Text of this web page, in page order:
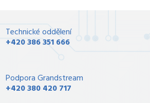
Technické oddělení
+420 386 351 666
Podpora Grandstream
+420 380 420 717